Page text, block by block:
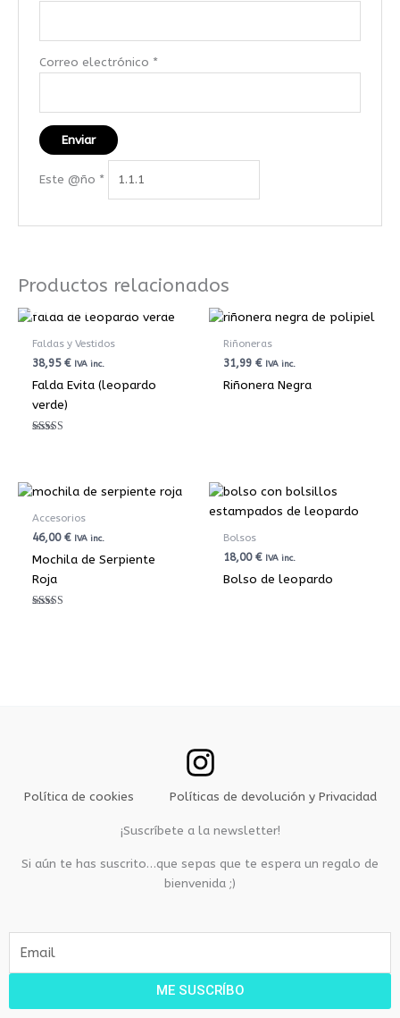
Correo electrónico *
Este @ño *
Productos relacionados
AGOTADO
Faldas y Vestidos
38,95€ IVA inc.
Falda Evita (leopardo
verde)
Riñoneras
31,99€ IVA inc.
Riñonera Negra
Accesorios
46,00€ IVA inc.
Mochila de Serpiente
Roja
Bolsos
18,00€ IVA inc.
Bolso de leopardo
Política de cookies Políticas de devolución y Privacidad
¡Suscríbete a la newsletter!
Si aún te has suscrito…que sepas que te espera un regalo de
bienvenida ;)
ME SUSCRÍBO